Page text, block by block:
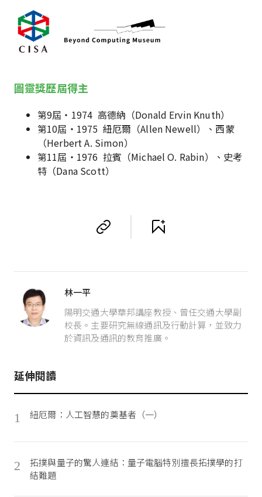
圖靈獎歷屆得主
第9屆・1974 高德納（Donald Ervin Knuth）
第10屆・1975 紐厄爾（Allen Newell）、西蒙
（Herbert A. Simon）
第11屆・1976 拉賓（Michael O. Rabin）、史考
特（Dana Scott）
林一平
陽明交通大學華邦講座教授、曾任交通大學副
校長。主要研究無線通訊及行動計算，並致力
於資訊及通訊的教育推廣。
延伸閱讀
1 紐厄爾：人工智慧的奠基者（一）
2
拓撲與量子的驚人連結：量子電腦特別擅長拓撲學的打
結難題